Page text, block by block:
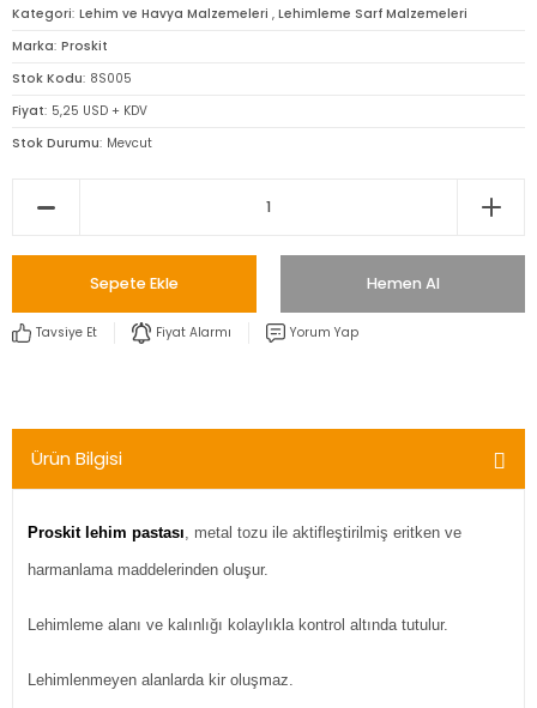
Kategori Lehim ve Havya Malzemeleri , Lehimleme Sarf Malzemeleri
Marka Proskit
Stok Kodu 8S005
Fiyat 5,25 USD + KDV
Stok Durumu Mevcut
Sepete Ekle Hemen Al
Tavsiye Et Fiyat Alarmı Yorum Yap
Ürün Bilgisi
Proskit lehim pastası, metal tozu ile aktifleştirilmiş eritken ve
harmanlama maddelerinden oluşur.
Lehimleme alanı ve kalınlığı kolaylıkla kontrol altında tutulur.
Lehimlenmeyen alanlarda kir oluşmaz.